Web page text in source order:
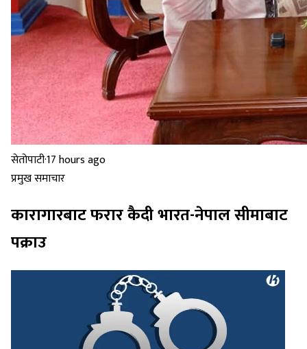
सेतोपाटी·17 hours ago
प्रमुख समाचार
कारागारबाट फरार कैदी भारत-नेपाल सीमाबाट
पक्राउ